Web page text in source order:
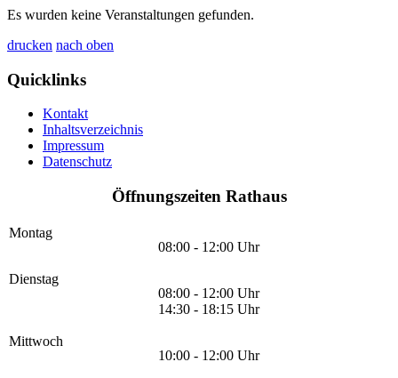
Es wurden keine Veranstaltungen gefunden.
drucken nach oben
Quicklinks
Kontakt
Inhaltsverzeichnis
Impressum
Datenschutz
Öffnungszeiten Rathaus
Montag
08:00 - 12:00 Uhr
Dienstag
08:00 - 12:00 Uhr
14:30 - 18:15 Uhr
Mittwoch
10:00 - 12:00 Uhr